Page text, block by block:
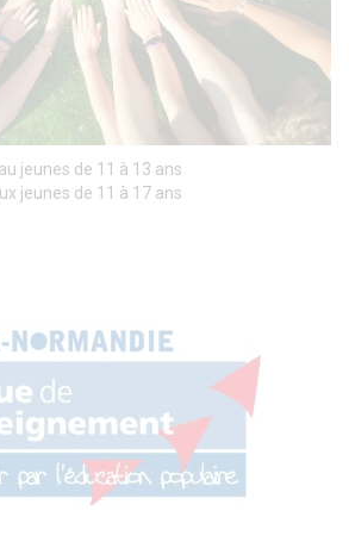
jeunes de 11 à 13 ans
jeunes de 11 à 17 ans